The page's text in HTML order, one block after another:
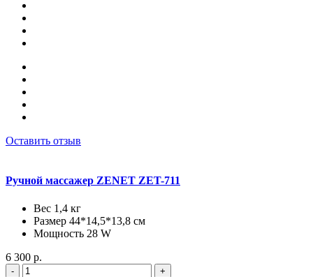
Оставить отзыв
Ручной массажер ZENET ZET-711
Вес 1,4 кг
Размер 44*14,5*13,8 см
Мощность 28 W
6 300 р.
- +